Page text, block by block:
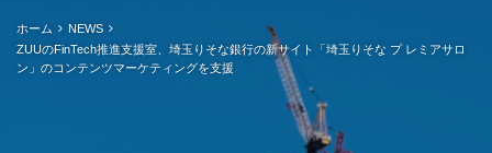
ホーム
NEWS
ZUUのFinTech推進支援室、埼玉りそな銀行の新サイト「埼玉りそな プ レミアサロ
ン」のコンテンツマーケティングを支援